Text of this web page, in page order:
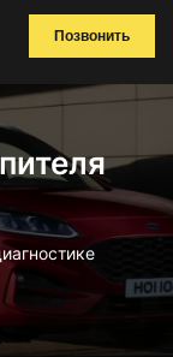
Позвонить